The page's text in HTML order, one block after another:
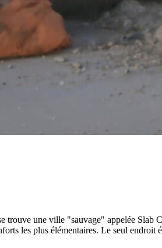
trouve une ville "sauvage" appelée
les plus élémentaires. Le seul